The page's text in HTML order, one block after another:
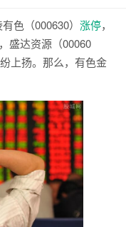
色（000630） 涨停，
盛达资源（00060
上扬。那么，有色金